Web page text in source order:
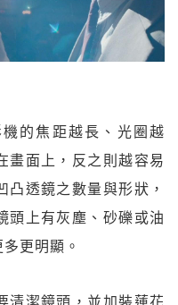
的焦距越長、光圈越
畫面上，反之則越容易
透鏡之數量與形狀，
頭上有灰塵、砂礫或油
更明顯。